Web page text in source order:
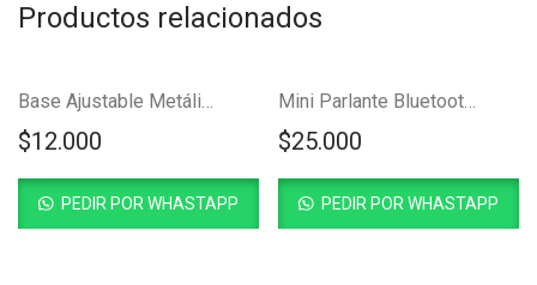
Productos relacionados
Base Ajustable Metálica de PC Tablet
$12.000
PEDIR POR WHASTAPP
Mini Parlante Bluetooth Magnético
$25.000
PEDIR POR WHASTAPP